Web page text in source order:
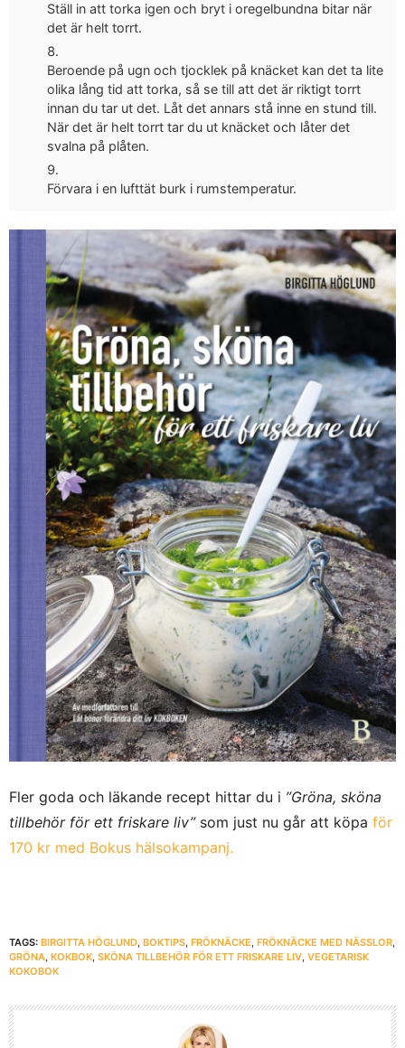
Ställ in att torka igen och bryt i oregelbundna bitar när
det är helt torrt.
Beroende på ugn och tjocklek på knäcket kan det ta lite
olika lång tid att torka, så se till att det är riktigt torrt
innan du tar ut det. Låt det annars stå inne en stund till.
När det är helt torrt tar du ut knäcket och låter det
svalna på plåten.
Förvara i en lufttät burk i rumstemperatur.
Fler goda och läkande recept hittar du i ”Gröna, sköna
tillbehör för ett friskare liv” som just nu går att köpa för
170 kr med Bokus hälsokampanj.
TAGS: BIRGITTA HÖGLUND, BOKTIPS, FRÖKNÄCKE, FRÖKNÄCKE MED NÄSSLOR,
GRÖNA, KOKBOK, SKÖNA TILLBEHÖR FÖR ETT FRISKARE LIV, VEGETARISK
KOKOBOK